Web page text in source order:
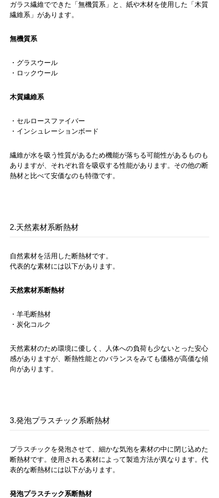
ガラス繊維でできた「無機質系」と、紙や木材を使用した「木質
繊維系」があります。
無機質系
・グラスウール
・ロックウール
木質繊維系
・セルロースファイバー
・インシュレーションボード
繊維が水を吸う性質があるため機能が落ちる可能性があるものも
ありますが、それぞれ音を吸収する性能があります。その他の断
熱材と比べて安価なのも特徴です。
2.天然素材系断熱材
自然素材を活用した断熱材です。
代表的な素材には以下があります。
天然素材系断熱材
・羊毛断熱材
・炭化コルク
天然素材のため環境に優しく、人体への負荷も少ないとった安心
感がありますが、断熱性能とのバランスをみても価格が高価な傾
向があります。
3.発泡プラスチック系断熱材
プラスチックを発泡させて、細かな気泡を素材の中に閉じ込めた
断熱材です。使用される素材によって製造方法が異なります。代
表的な断熱材には以下があります。
発泡プラスチック系断熱材